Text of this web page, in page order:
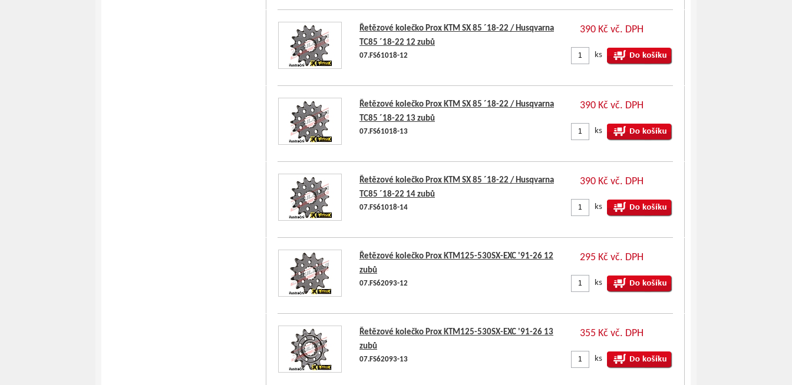
Řetězové kolečko Prox KTM SX 85 ´18-22 / Husqvarna
TC85 ´18-22 12 zubů
07.FS61018-12
390 Kč vč. DPH
ks
Řetězové kolečko Prox KTM SX 85 ´18-22 / Husqvarna
TC85 ´18-22 13 zubů
07.FS61018-13
390 Kč vč. DPH
ks
Řetězové kolečko Prox KTM SX 85 ´18-22 / Husqvarna
TC85 ´18-22 14 zubů
07.FS61018-14
390 Kč vč. DPH
ks
Řetězové kolečko Prox KTM125-530SX-EXC '91-26 12
zubů
07.FS62093-12
295 Kč vč. DPH
ks
Řetězové kolečko Prox KTM125-530SX-EXC '91-26 13
zubů
07.FS62093-13
355 Kč vč. DPH
ks